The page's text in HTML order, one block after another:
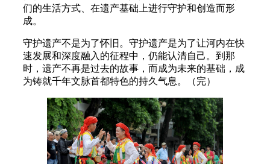
们的生活方式、在遗产基础上进行守护和创造而形
成。
守护遗产不是为了怀旧。守护遗产是为了让河内在快
速发展和深度融入的征程中，仍能认清自己。到那
时，遗产不再是过去的故事，而成为未来的基础，成
为铸就千年文脉首都特色的持久气息。（完）